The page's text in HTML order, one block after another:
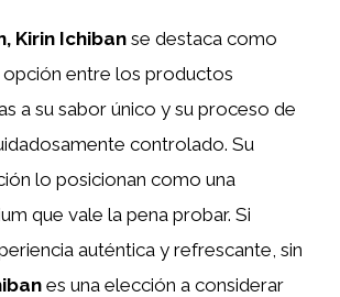
Kirin Ichiban se destaca como
entre los productos
a su sabor único y su proceso de
controlado. Su
lo posicionan como una
que vale la pena probar. Si
auténtica y refrescante, sin
es una elección a considerar